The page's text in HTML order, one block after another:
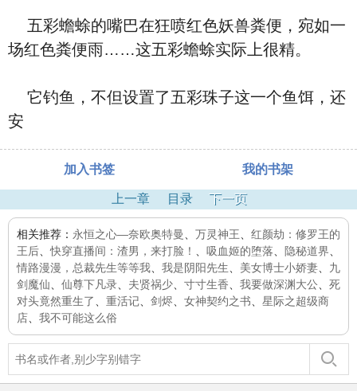
五彩蟾蜍的嘴巴在狂喷红色妖兽粪便，宛如一
场红色粪便雨……这五彩蟾蜍实际上很精。
它钓鱼，不但设置了五彩珠子这一个鱼饵，还
安
加入书签 我的书架
上一章 目录 下一页
相关推荐： 永恒之心—奈欧奥特曼 万灵神王
红颜劫：修罗王的
王后 、快穿直播间：渣男，来打脸！ 吸血姬的堕落 隐秘道界
情路漫漫，总裁先生等等我
我是阴阳先生 美女博士小娇妻
九
剑魔仙
仙尊下凡录 夫贤祸少 寸寸生香 我要做深渊大公
死
对头竟然重生了
重活记 剑烬 女神契约之书
星际之超级商
店
我不可能这么俗